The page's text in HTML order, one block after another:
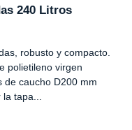
240 Litros
robusto y compacto.
polietileno virgen
de caucho D200 mm
tapa...